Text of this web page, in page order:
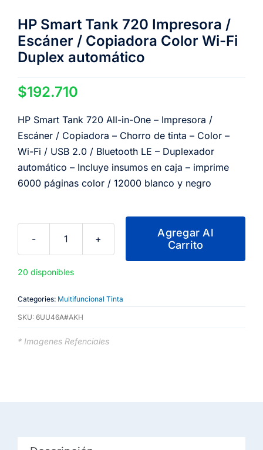
HP Smart Tank 720 Impresora /
Escáner / Copiadora Color Wi-Fi
Duplex automático
$192.710
HP Smart Tank 720 All-in-One – Impresora /
Escáner / Copiadora – Chorro de tinta – Color –
Wi-Fi / USB 2.0 / Bluetooth LE – Duplexador
automático – Incluye insumos en caja – imprime
6000 páginas color / 12000 blanco y negro
HP
Tank
720
Escáner
Agregar Al
Carrito
20 disponibles
Categories: Multifuncional Tinta
SKU: 6UU46A#AKH
* Imagenes Refenciales